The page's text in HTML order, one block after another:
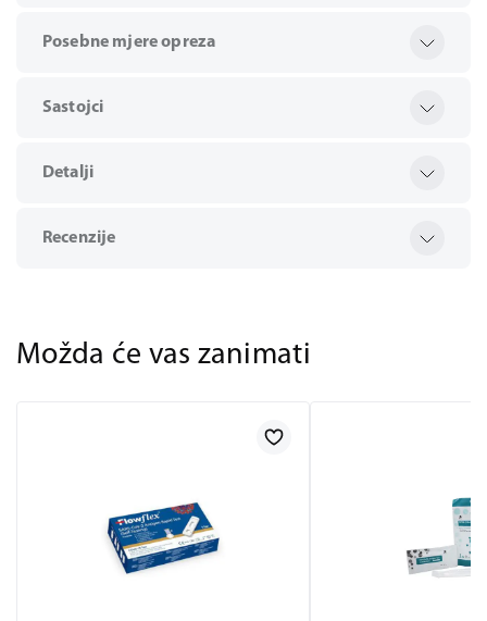
Posebne mjere opreza
Sastojci
Detalji
Recenzije
Možda će vas zanimati